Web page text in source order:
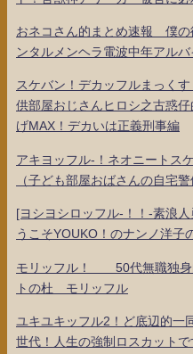
おネコさん的まとめ速報 僕の
ンタルメンヘラ電波中年アル
スケバン！デカッフルまっく
供部屋おじさんヒロシ之古惑
げMAX！デカいは正義刑事編
アキヨッフル-！ネオニートス
（子ども部屋おばさんの自宅
[ヨシヨシロッフル-！！-素浪
うこそYOUKO！のナンノ洋子
モリッフル！ 50代無職独身
トの杜 モリッフル
ユキユキッフル2！ど底辺的一
世代！人生の強制ロスカット